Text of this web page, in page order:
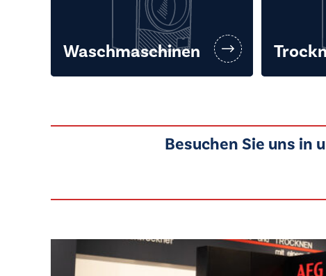
Waschmaschinen
Besuchen Sie uns in